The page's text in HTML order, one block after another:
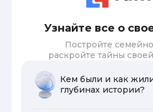
Узнайте все о
Постройте
раскройте тайны
Кем были и как
глубинах истории?